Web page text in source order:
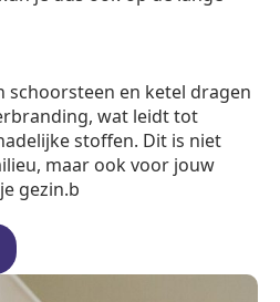
schoorsteen en ketel dragen
wat leidt tot
stoffen. Dit is niet
maar ook voor jouw
gezin.b